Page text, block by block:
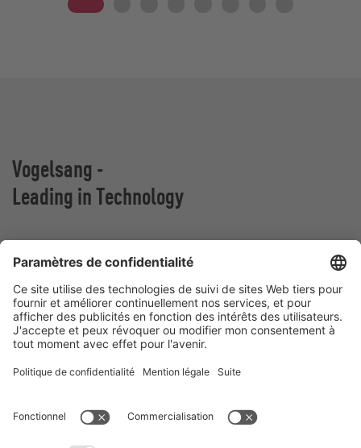
Vogelsang -
Leading in Technology
VOGELSANG BELGIUM N.V.
Slingerstraat 50
8820 Torhout
Belgique
Téléphone:+32 51 81 96 40